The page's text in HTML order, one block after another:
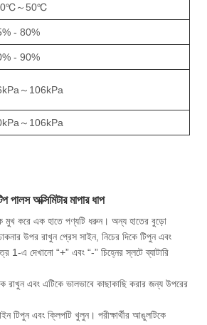
～50℃
- 80%
- 90%
～106kPa
～106kPa
পালস অক্সিমিটার মাপার ধাপ
মুখ করে এক হাতে পণ্যটি ধরুন। অন্য হাতের বুড়ো
উপর রাখুন প্রেস সাইন, নিচের দিকে টিপুন এবং
1-এ দেখানো “+” এবং “-” চিহ্নের স্লটে ব্যাটারি
রাখুন এবং এটিকে ভালভাবে কাছাকাছি করার জন্য উপরের
টিপুন এবং ক্লিপটি খুলুন। পরীক্ষার্থীর আঙুলটিকে